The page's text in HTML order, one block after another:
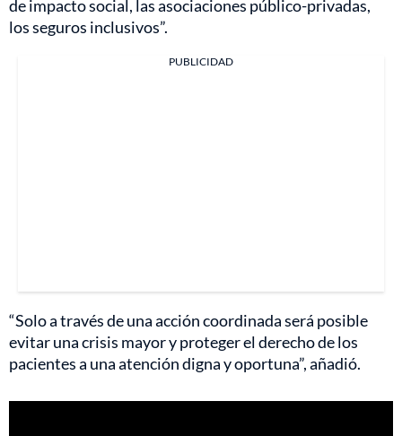
de impacto social, las asociaciones público-privadas,
los seguros inclusivos”.
PUBLICIDAD
“Solo a través de una acción coordinada será posible
evitar una crisis mayor y proteger el derecho de los
pacientes a una atención digna y oportuna”, añadió.